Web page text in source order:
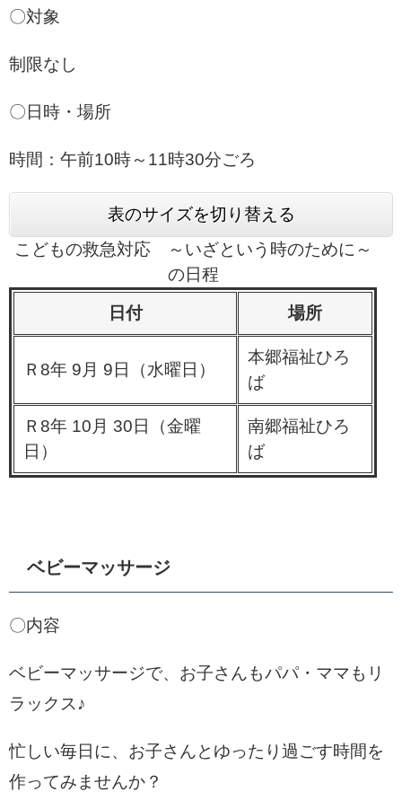
〇対象
制限なし
〇日時・場所
時間：午前10時～11時30分ごろ
表のサイズを切り替える
こどもの救急対応 ～いざという時のために～
の日程
日付 場所
Ｒ8年 9月 9日（水曜日）
本郷福祉ひろ
ば
Ｒ8年 10月 30日（金曜
日）
南郷福祉ひろ
ば
ベビーマッサージ
〇内容
ベビーマッサージで、お子さんもパパ・ママもリ
ラックス♪
忙しい毎日に、お子さんとゆったり過ごす時間を
作ってみませんか？